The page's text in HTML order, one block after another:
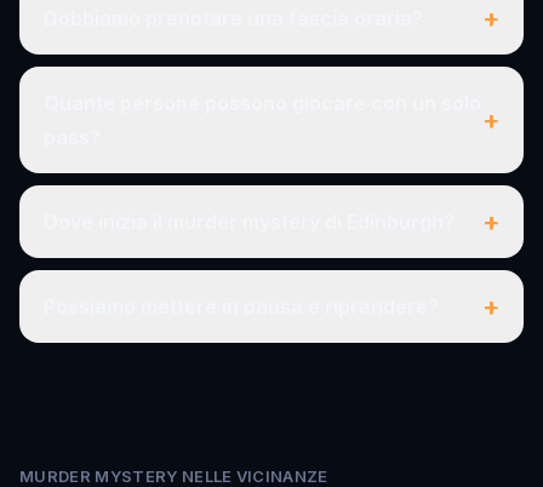
+
+
+
+
MURDER MYSTERY NELLE VICINANZE